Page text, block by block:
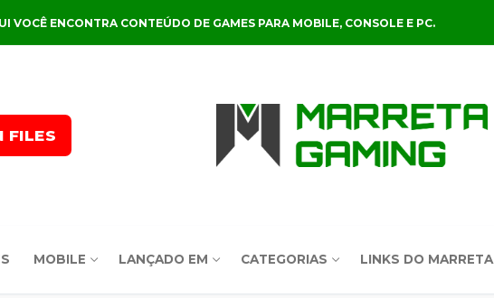
VOCÊ ENCONTRA CONTEÚDO DE GAMES PARA MOBILE, CONSOLE E PC.
FILES
MOBILE LANÇADO EM CATEGORIAS LINKS DO MARRETA